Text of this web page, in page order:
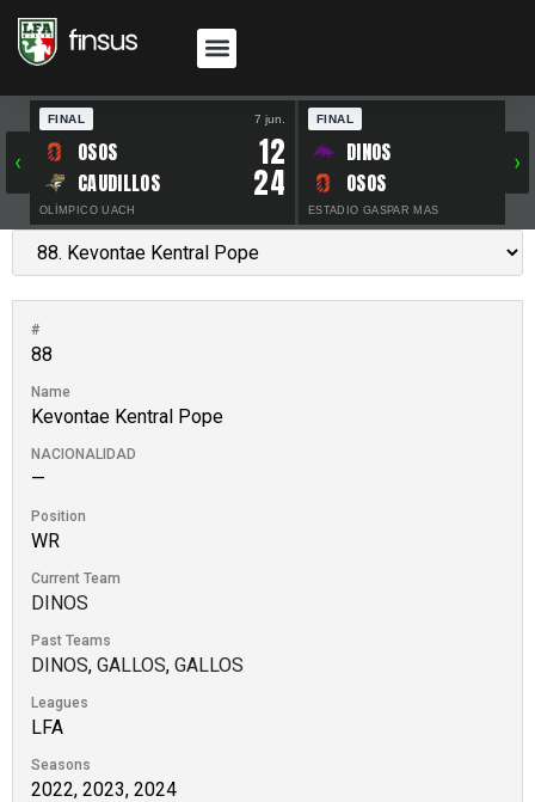
‹
FINAL 7 jun.
OSOS 12
CAUDILLOS 24
OLÍMPICO UACH
FINAL
DINOS
OSOS
ESTADIO GASPAR MAS
›
#
88
Name
Kevontae Kentral Pope
NACIONALIDAD
—
Position
WR
Current Team
DINOS
Past Teams
DINOS, GALLOS, GALLOS
Leagues
LFA
Seasons
2022, 2023, 2024